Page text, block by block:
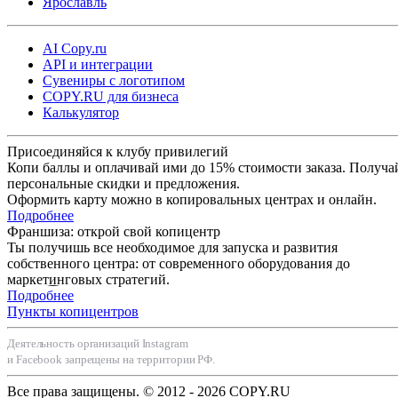
AI Copy.ru
API и интеграции
Сувениры с логотипом
COPY.RU для бизнеса
Калькулятор
Присоединяйся к клубу привилегий
Копи баллы и оплачивай ими до 15% стоимости заказа.
персональные скидки и предложения.
Оформить карту можно в копировальных центрах и онлайн.
Подробнее
Франшиза: открой свой копицентр
Ты получишь все необходимое для запуска и развития
собственного центра: от современного оборудования до
маркетинговых стратегий.
Подробнее
Пункты копицентров
Деятельность организаций Instagram
и Facebook запрещены на территории РФ.
Все права защищены. © 2012 - 2026 COPY.RU